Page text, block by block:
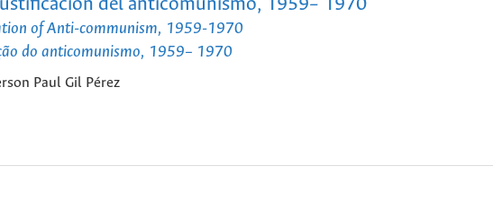
del anticomunismo, 1959– 1970
of Anti-communism, 1959-1970
do anticomunismo, 1959– 1970
Paul Gil Pérez